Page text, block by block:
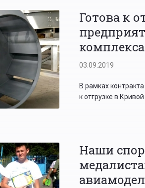
Готова к
03.09.2019
В рамках
к отгрузке в
Наши